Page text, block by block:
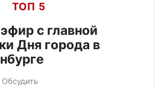
ТОП 5
с главной
Дня города в
Обсудить